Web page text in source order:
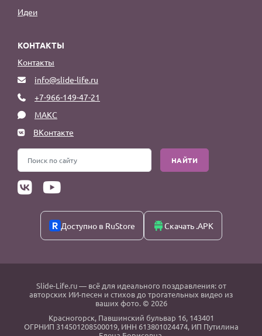
Идеи
КОНТАКТЫ
Контакты
info@slide-life.ru
+7-966-149-47-21
МАКС
ВКонтакте
НАЙТИ
Доступно в RuStore Скачать .APK
Slide-Life.ru— всё для идеального поздравления: от
авторских ИИ-песен и стихов до трогательных видео из
ваших фото. © 2026
Красногорск, Павшинский бульвар 16, 143401
ОГРНИП 314501208500019, ИНН 613801024474, ИП Путилина